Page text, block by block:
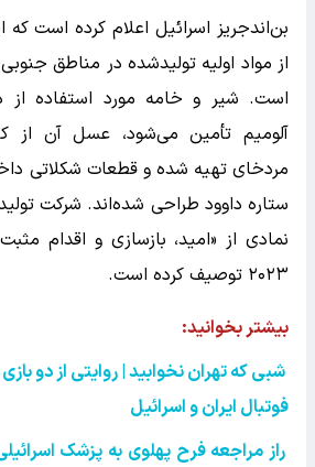
بن‌اندجریز اسرائیل اعلام کرده است که
از مواد اولیه تولیدشده در مناطق
است. شیر و خامه مورد استفاده از
آلومیم تأمین می‌شود، عسل آن از
مردخای تهیه شده و قطعات شکلاتی
ستاره داوود طراحی شده‌اند. شرکت
نمادی از «امید، بازسازی و اقدام
۲۰۲۳ توصیف کرده است.
بیشتر بخوانید:
شبی که تهران نخوابید | روایتی از دو
فوتبال ایران و اسرائیل
راز مراجعه فرح پهلوی به پزشک